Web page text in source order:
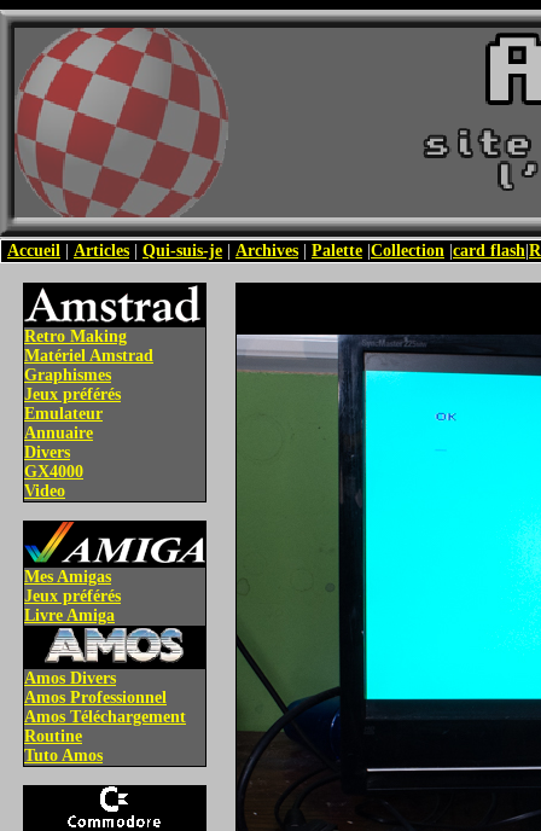
Accueil Articles Qui-suis-je Archives Palette Collection card flash
Retro Making
Matériel Amstrad
Graphismes
Jeux préférés
Emulateur
Annuaire
Divers
GX4000
Video
Mes Amigas
Jeux préférés
Livre Amiga
Amos Divers
Amos Professionnel
Amos Téléchargement
Routine
Tuto Amos